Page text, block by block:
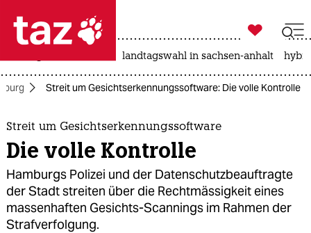
 taz zahl ich
taz zahl ich
themen
politik
öko
gesellschaft

taz zahl ich
landtagswahl in sachsen-anhalt
Streit um Gesichtserkennungssoftware: Die volle Kontrolle
Streit um Gesichtserkennungssoftware
Die volle Kontrolle
Hamburgs Polizei und der Datenschutzbeauftragte
der Stadt streiten über die Rechtmässigkeit eines
massenhaften Gesichts-Scannings im Rahmen der
Strafverfolgung.